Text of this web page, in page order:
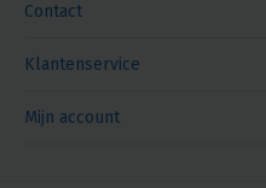
Contact
Klantenservice
Mijn account